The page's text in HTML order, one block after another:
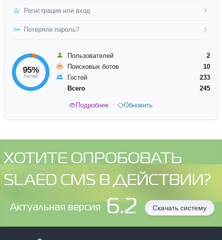
Регистрация или вход
Потеряли пароль?
95%
Гостей
Пользователей
2
Поисковых ботов
10
Гостей
233
Всего
245
Подробнее Обновить
ХОТИТЕ ОПРОБОВАТЬ
SLAED CMS В ДЕЙСТВИИ?
Aктуальная версия 6.2 Скачать систему